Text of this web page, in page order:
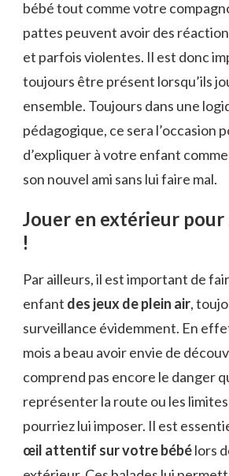
bébé tout comme votre
pattes peuvent avoir des
et parfois violentes. Il est donc
toujours être présent lorsqu’ils
ensemble. Toujours dans une
pédagogique, ce sera l’occasion
d’expliquer à votre enfant
son nouvel ami sans lui faire mal.
Jouer en extérieur
!
Par ailleurs, il est important de
enfant des jeux de plein air,
surveillance évidemment. En
mois a beau avoir envie de
comprend pas encore le danger
représenter la route ou les
pourriez lui imposer. Il est
œil attentif sur votre bébélors